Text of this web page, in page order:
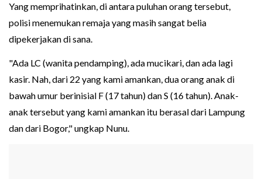
Yang memprihatinkan, di antara puluhan orang tersebut,
polisi menemukan remaja yang masih sangat belia
dipekerjakan di sana.
"Ada LC (wanita pendamping), ada mucikari, dan ada lagi
kasir. Nah, dari 22 yang kami amankan, dua orang anak di
bawah umur berinisial F (17 tahun) dan S (16 tahun). Anak-
anak tersebut yang kami amankan itu berasal dari Lampung
dan dari Bogor," ungkap Nunu.